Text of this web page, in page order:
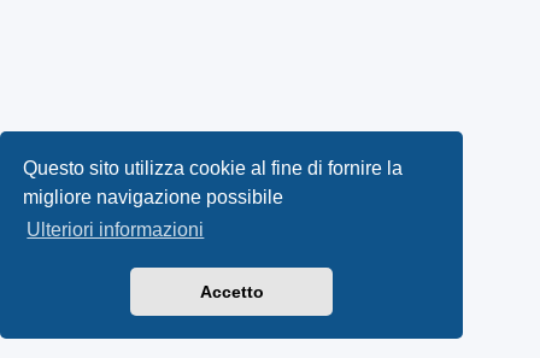
Questo sito utilizza cookie al fine di fornire la
migliore navigazione possibile
Ulteriori informazioni
Accetto